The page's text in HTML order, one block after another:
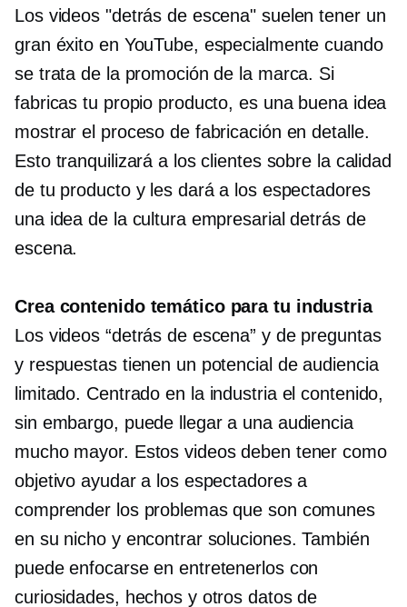
Los videos "detrás de escena" suelen tener un
gran éxito en YouTube, especialmente cuando
se trata de la promoción de la marca. Si
fabricas tu propio producto, es una buena idea
mostrar el proceso de fabricación en detalle.
Esto tranquilizará a los clientes sobre la calidad
de tu producto y les dará a los espectadores
una idea de la cultura empresarial detrás de
escena.
Crea contenido temático para tu industria
Los videos “detrás de escena” y de preguntas
y respuestas tienen un potencial de audiencia
limitado. Centrado en la industriael contenido,
sin embargo, puede llegar a una audiencia
mucho mayor. Estos videos deben tener como
objetivo ayudar a los espectadores a
comprender los problemas que son comunes
en su nicho y encontrar soluciones. También
puede enfocarse en entretenerlos con
curiosidades, hechos y otros datos de